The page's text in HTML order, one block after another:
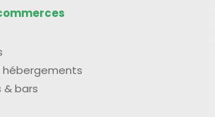
& bars